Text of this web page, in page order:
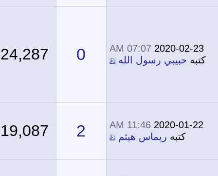
2020-02-23
07:07 AM
كتبهحبيبي رسول الله 0
24,287
2020-01-22
11:46 AM
كتبهريماس هيثم 2
19,087